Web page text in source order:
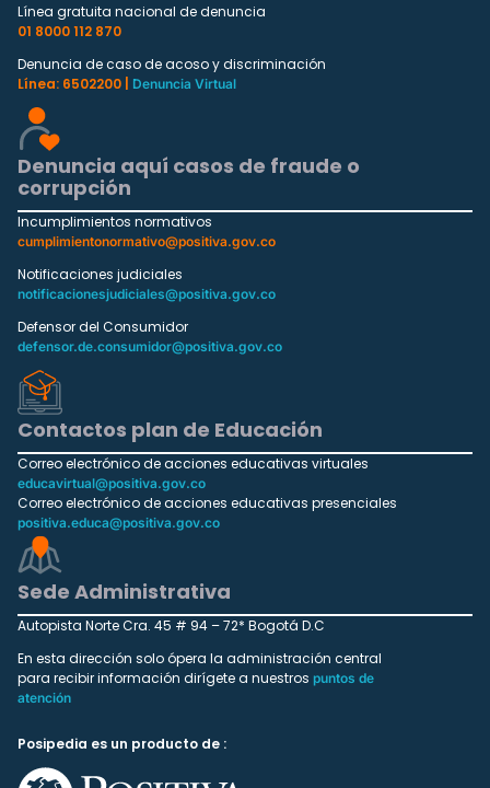
Línea gratuita nacional de denuncia
01 8000 112 870
Denuncia de caso de acoso y discriminación
Línea: 6502200 |
Denuncia Virtual
Denuncia aquí casos de fraude o
corrupción
Incumplimientos normativos
cumplimientonormativo@positiva.gov.co
Notificaciones judiciales
notificacionesjudiciales@positiva.gov.co
Defensor del Consumidor
defensor.de.consumidor@positiva.gov.co
Contactos plan de Educación
Correo electrónico de acciones educativas virtuales
educavirtual@positiva.gov.co
Correo electrónico de acciones educativas presenciales
positiva.educa@positiva.gov.co
Sede Administrativa
Autopista Norte Cra. 45 # 94 – 72* Bogotá D.C
En esta dirección solo ópera la administración central
para recibir información dirígete a nuestros puntos de
atención
Posipedia es un producto de :